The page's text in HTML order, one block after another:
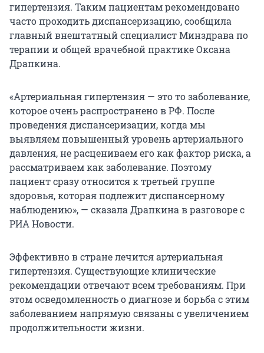
гипертензия. Таким пациентам рекомендовано
часто проходить диспансеризацию, сообщила
главный внештатный специалист Минздрава по
терапии и общей врачебной практике Оксана
Драпкина.
«Артериальная гипертензия — это то заболевание,
которое очень распространено в РФ. После
проведения диспансеризации, когда мы
выявляем повышенный уровень артериального
давления, не расцениваем его как фактор риска, а
рассматриваем как заболевание. Поэтому
пациент сразу относится к третьей группе
здоровья, которая подлежит диспансерному
наблюдению», — сказала Драпкина в разговоре с
РИА Новости.
Эффективно в стране лечится артериальная
гипертензия. Существующие клинические
рекомендации отвечают всем требованиям. При
этом осведомленность о диагнозе и борьба с этим
заболеванием напрямую связаны с увеличением
продолжительности жизни.